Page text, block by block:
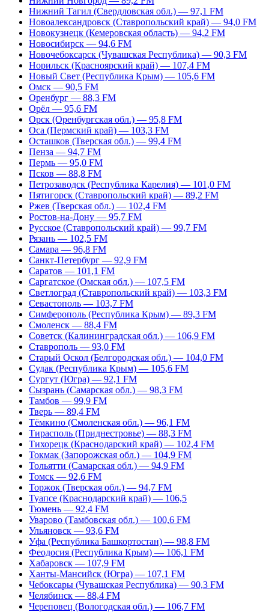
Нижний Тагил (Свердловская обл.) — 97,1 FM
Новоалександровск (Ставропольский край) — 94,0 FM
Новокузнецк (Кемеровская область) — 94,2 FM
Новосибирск — 94,6 FM
Новочебоксарск (Чувашская Республика) — 90,3 FM
Норильск (Красноярский край) — 107,4 FM
Новый Свет (Республика Крым) — 105,6 FM
Омск — 90,5 FM
Оренбург — 88,3 FM
Орёл — 95,6 FM
Орск (Оренбургская обл.) — 95,8 FM
Оса (Пермский край) — 103,3 FM
Осташков (Тверская обл.) — 99,4 FM
Пенза — 94,7 FM
Пермь — 95,0 FM
Псков — 88,8 FM
Петрозаводск (Республика Карелия) — 101,0 FM
Пятигорск (Ставропольский край) — 89,2 FM
Ржев (Тверская обл.) — 102,4 FM
Ростов-на-Дону — 95,7 FM
Русское (Ставропольский край) — 99,7 FM
Рязань — 102,5 FM
Самара — 96,8 FM
Санкт-Петербург — 92,9 FM
Саратов — 101,1 FM
Саргатское (Омская обл.) — 107,5 FM
Светлоград (Ставропольский край) — 103,3 FM
Севастополь — 103,7 FM
Симферополь (Республика Крым) — 89,3 FM
Смоленск — 88,4 FM
Советск (Калининградская обл.) — 106,9 FM
Ставрополь — 93,0 FM
Старый Оскол (Белгородская обл.) — 104,0 FM
Судак (Республика Крым) — 105,6 FM
Сургут (Югра) — 92,1 FM
Сызрань (Самарская обл.) — 98,3 FM
Тамбов — 99,9 FM
Тверь — 89,4 FM
Тёмкино (Смоленская обл.) — 96,1 FM
Тирасполь (Приднестровье) — 88,3 FM
Тихорецк (Краснодарский край) — 102,4 FM
Токмак (Запорожская обл.) — 104,9 FM
Тольятти (Самарская обл.) — 94,9 FM
Томск — 92,6 FM
Торжок (Тверская обл.) — 94,7 FM
Туапсе (Краснодарский край) — 106,5
Тюмень — 92,4 FM
Уварово (Тамбовская обл.) — 100,6 FM
Ульяновск — 93,6 FM
Уфа (Республика Башкортостан) — 98,8 FM
Феодосия (Республика Крым) — 106,1 FM
Хабаровск — 107,9 FM
Ханты-Мансийск (Югра) — 107,1 FM
Чебоксары (Чувашская Республика) — 90,3 FM
Челябинск — 88,4 FM
Череповец (Вологодская обл.) — 106,7 FM